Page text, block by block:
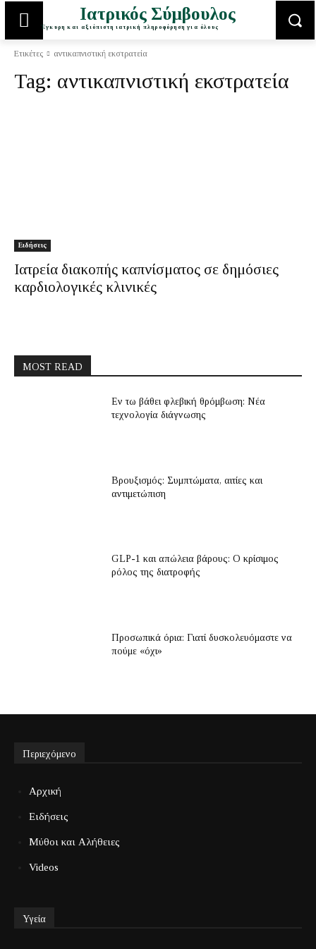
Ιατρικός Σύμβουλος
Έγκυρη και αξιόπιστη ιατρική πληροφόρηση για όλους
Ετικέτες αντικαπνιστική εκστρατεία
Tag: αντικαπνιστική εκστρατεία
Ειδήσεις
Ιατρεία διακοπής καπνίσματος σε δημόσιες
καρδιολογικές κλινικές
MOST READ
Εν τω βάθει φλεβική θρόμβωση: Νέα
τεχνολογία διάγνωσης
Βρουξισμός: Συμπτώματα, αιτίες και
αντιμετώπιση
GLP-1 και απώλεια βάρους: Ο κρίσιμος
ρόλος της διατροφής
Προσωπικά όρια: Γιατί δυσκολευόμαστε να
πούμε «όχι»
Περιεχόμενο
Αρχική
Ειδήσεις
Μύθοι και Αλήθειες
Videos
Υγεία